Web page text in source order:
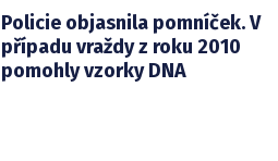
Policie objasnila pomníček. V
případu vraždy z roku 2010
pomohly vzorky DNA